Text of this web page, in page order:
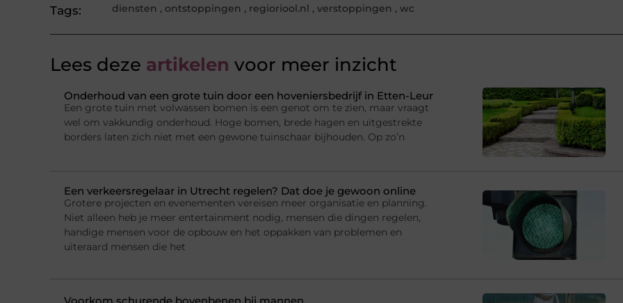
Tags: diensten , ontstoppingen , regioriool.nl , verstoppingen , wc
Lees deze artikelen voor meer inzicht
Onderhoud van een grote tuin door een hoveniersbedrijf in Etten-Leur
Een grote tuin met volwassen bomen is een genot om te zien, maar vraagt
wel om vakkundig onderhoud. Hoge bomen, brede hagen en uitgestrekte
borders laten zich niet met een gewone tuinschaar bijhouden. Op zo’n
Een verkeersregelaar in Utrecht regelen? Dat doe je gewoon online
Grotere projecten en evenementen vereisen meer organisatie en planning.
Niet alleen heb je meer entertainment nodig, mensen die dingen regelen,
handige mensen voor de opbouw en het oppakken van problemen en
uiteraard mensen die het